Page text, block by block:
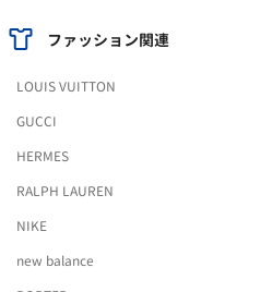
ファッション関連
LOUIS VUITTON
GUCCI
HERMES
RALPH LAUREN
NIKE
new balance